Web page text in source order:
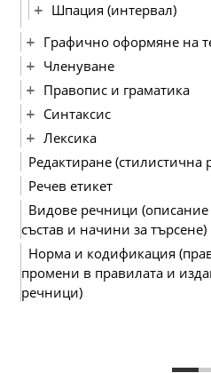
Шпация (интервал)
Графично оформяне на
Членуване
Правопис и граматика
Синтаксис
Лексика
Редактиране (стилистична
Речев етикет
Видове речници
състав и начини за търсене)
Норма и кодификация
промени в правилата и
речници)